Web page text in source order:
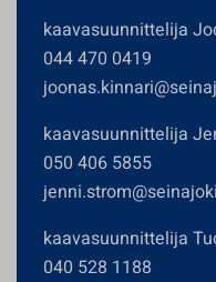
kaavasuunnittelija
044 470 0419
kaavasuunnittelija
050 406 5855
kaavasuunnittelija
040 528 1188